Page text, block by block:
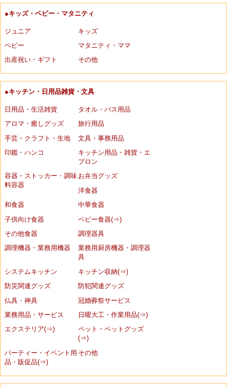
●キッズ・ベビー・マタニティ
ジュニア
キッズ
ベビー
マタニティ・ママ
出産祝い・ギフト
その他
●キッチン・日用品雑貨・文具
日用品・生活雑貨
タオル・バス用品
アロマ・癒しグッズ
旅行用品
手芸・クラフト・生地
文具・事務用品
印鑑・ハンコ
キッチン用品・雑貨・エ
プロン
容器・ストッカー・調味
料容器
お弁当グッズ
洋食器
和食器
中華食器
子供向け食器
ベビー食器(⇒)
その他食器
調理器具
調理機器・業務用機器
業務用厨房機器・調理器
具
システムキッチン
キッチン収納(⇒)
防災関連グッズ
防犯関連グッズ
仏具・神具
冠婚葬祭サービス
業務用品・サービス
日曜大工・作業用品(⇒)
エクステリア(⇒)
ペット・ペットグッズ
(⇒)
パーティー・イベント用
品・販促品(⇒)
その他